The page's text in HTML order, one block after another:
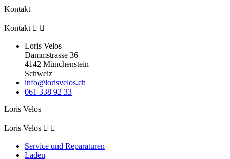
Kontakt
Kontakt  
Loris Velos
Dammstrasse 36
4142 Münchenstein
Schweiz
info@lorisvelos.ch
061 338 92 33
Loris Velos
Loris Velos  
Service und Reparaturen
Laden